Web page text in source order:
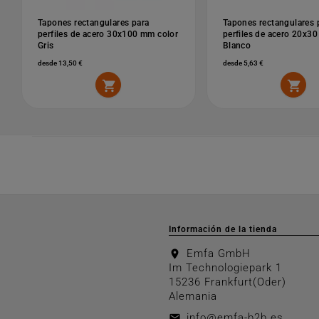
Tapones rectangulares para
perfiles de acero 30x100 mm color
Gris
desde 13,50 €

Tapones rectangulares
perfiles de acero
Blanco
desde 5,63 €

Información de la tienda
location_on
Emfa GmbH
Im Technologiepark 1
15236 Frankfurt(Oder)
Alemania